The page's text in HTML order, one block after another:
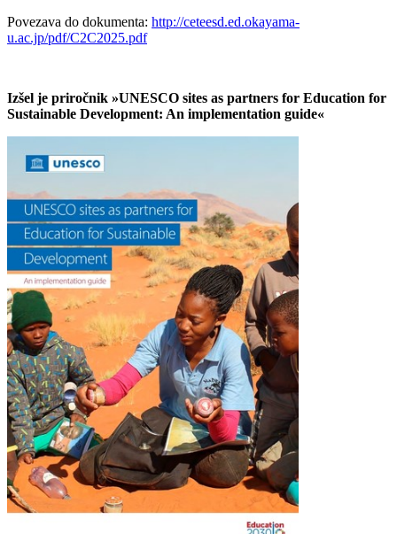
Povezava do dokumenta: http://ceteesd.ed.okayama-
u.ac.jp/pdf/C2C2025.pdf
Izšel je priročnik »UNESCO sites as partners for Education for
Sustainable Development: An implementation guide«